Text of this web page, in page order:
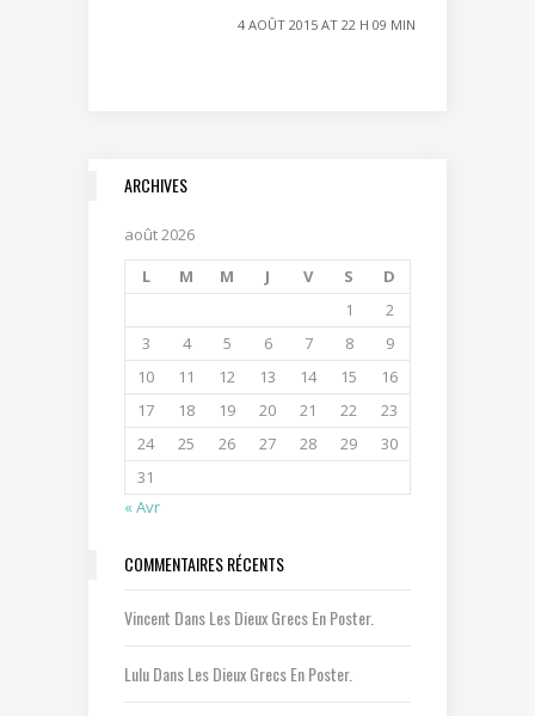
4 AOÛT 2015 AT 22 H 09 MIN
ARCHIVES
août 2026
L
M M J V S
D
1
2
3
4 5 6 7 8
9
10
11 12 13 14 15
16
17
18 19 20 21 22
23
24
25 26 27 28 29
30
31
« Avr
COMMENTAIRES RÉCENTS
Vincent DansLes Dieux Grecs En Poster.
LuluDansLes Dieux Grecs En Poster.